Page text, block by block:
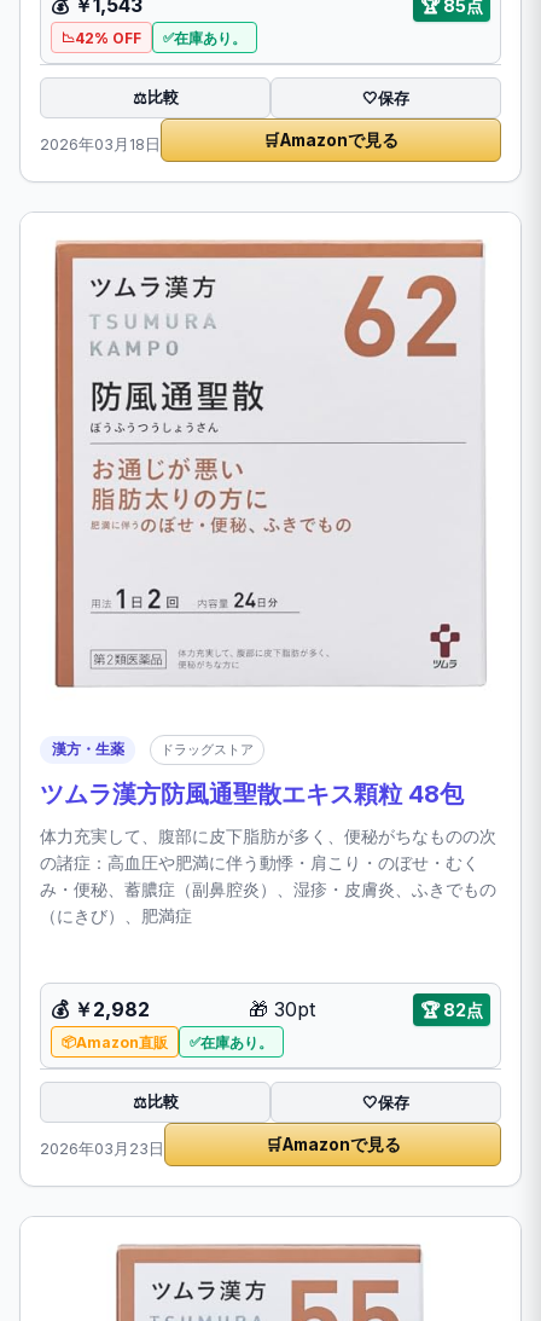
💰 ￥1,543 🏆 85点
42% OFF 在庫あり。
⚖️比較 🤍保存
2026年03月18日 🛒Amazonで見る
漢方・生薬 ドラッグストア
ツムラ漢方防風通聖散エキス顆粒 48包
体力充実して、腹部に皮下脂肪が多く、便秘がちなものの次
の諸症：高血圧や肥満に伴う動悸・肩こり・のぼせ・むく
み・便秘、蓄膿症（副鼻腔炎）、湿疹・皮膚炎、ふきでもの
（にきび）、肥満症
💰 ￥2,982 🎁 30pt 🏆 82点
Amazon直販 在庫あり。
⚖️比較 🤍保存
2026年03月23日 🛒Amazonで見る